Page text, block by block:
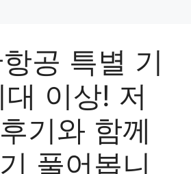
공 특별 기
이상! 저
기와 함께
풀어봅니